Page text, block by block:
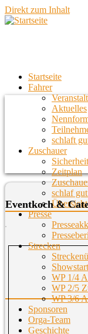
Direkt zum Inhalt
Startseite
Fahrer
Aktuelles
schlaft
Zuschauer
Zeitplan
schlaf
Presse
Strecken
WP 1/4
WP 2/5
WP 3/6
Sponsoren
Orga-Team
Geschichte
Eventkoch &